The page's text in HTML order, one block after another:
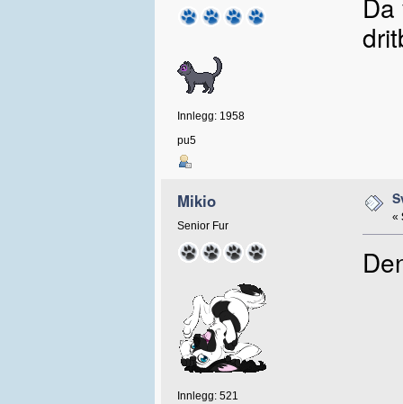
Innlegg: 1958
pu5
Mikio
Senior Fur
Innlegg: 521
«